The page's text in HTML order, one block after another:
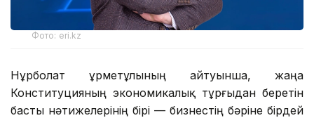
Фото: eri.kz
Нұрболат Құрметұлының айтуынша, жаңа
Конституцияның экономикалық тұрғыдан беретін
басты нәтижелерінің бірі — бизнестің бәріне бірдей